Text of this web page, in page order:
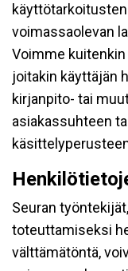
voimassaolevan
Voimme
joitakin käyttäjän
kirjanpito- tai
asiakassuhteen
Seuran
toteuttamiseksi
välttämätöntä,